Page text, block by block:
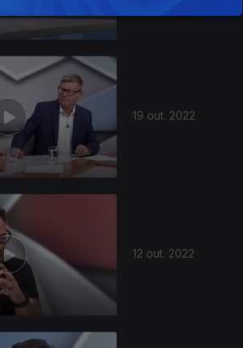
19 out. 2022
12 out. 2022